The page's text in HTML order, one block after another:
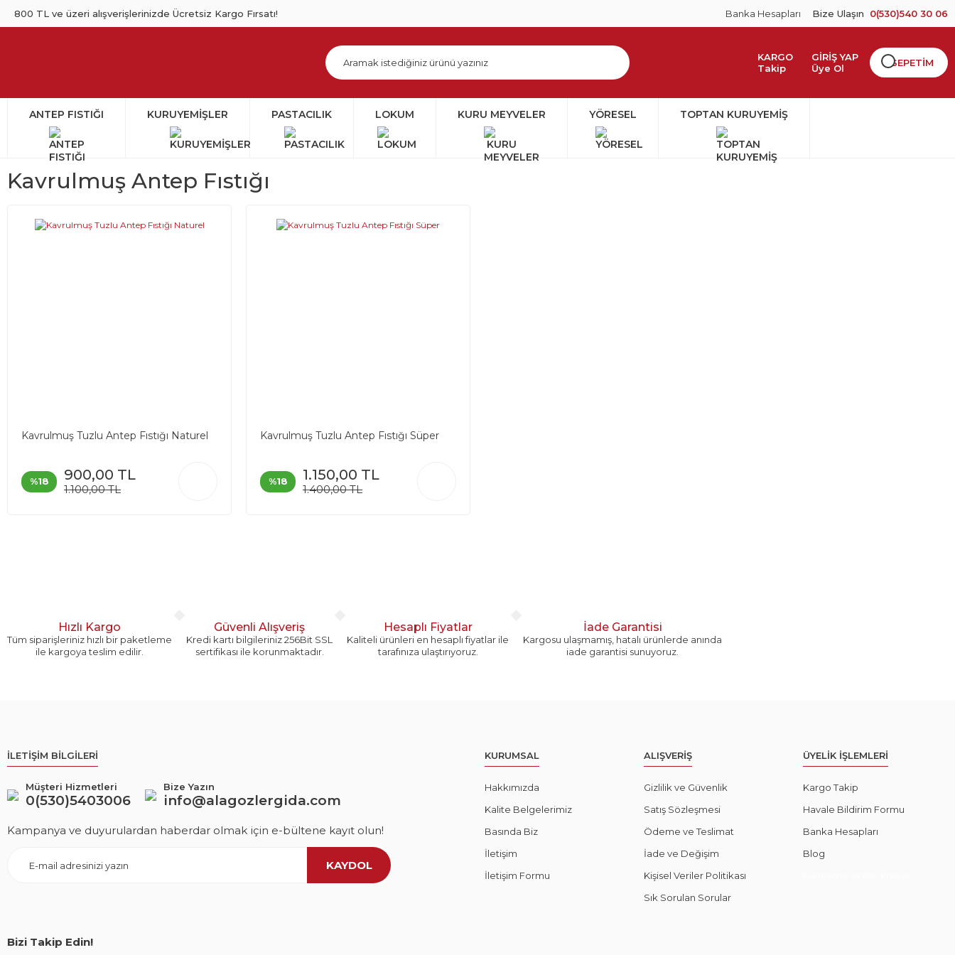
800 TL ve üzeri alışverişlerinizde Ücretsiz Kargo Fırsatı! Banka Hesapları Bize Ulaşın 0(530)540 30 06
KARGO
Takip
GİRİŞ YAP
Üye Ol
SEPETİM
ANTEP FISTIĞI KURUYEMİŞLER PASTACILIK LOKUM KURU MEYVELER YÖRESEL TOPTAN KURUYEMİŞ
Kavrulmuş Antep Fıstığı
Kavrulmuş Tuzlu Antep Fıstığı Naturel
%18 900,00 TL
1.100,00 TL
Kavrulmuş Tuzlu Antep Fıstığı Süper
%18 1.150,00 TL
1.400,00 TL
Hızlı Kargo
Tüm siparişleriniz hızlı bir paketleme
ile kargoya teslim edilir.
Güvenli Alışveriş
Kredi kartı bilgileriniz 256Bit SSL
sertifikası ile korunmaktadır.
Hesaplı Fiyatlar
Kaliteli ürünleri en hesaplı fiyatlar ile
tarafınıza ulaştırıyoruz.
İade Garantisi
Kargosu ulaşmamış, hatalı ürünlerde anında
iade garantisi sunuyoruz.
İLETİŞİM BİLGİLERİ
Müşteri Hizmetleri
0(530)5403006
Bize Yazın
info@alagozlergida.com
Kampanya ve duyurulardan haberdar olmak için e-bültene kayıt olun!
KAYDOL
Bizi Takip Edin!
KURUMSAL
Hakkımızda
Kalite Belgelerimiz
Basında Biz
İletişim
İletişim Formu
ALIŞVERİŞ
Gizlilik ve Güvenlik
Satış Sözleşmesi
Ödeme ve Teslimat
İade ve Değişim
Kişisel Veriler Politikası
Sık Sorulan Sorular
ÜYELİK İŞLEMLERİ
Kargo Takip
Havale Bildirim Formu
Banka Hesapları
Blog